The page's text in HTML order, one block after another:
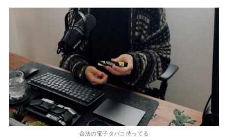
合法の電子タバコ持ってる